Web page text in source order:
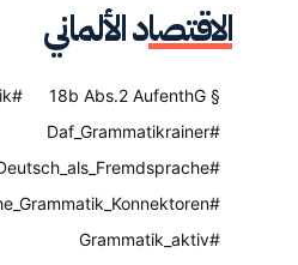
الاقتصاد الألماني
§ 18b Abs.2 AufenthG
#B2_C1_Grammatik
#Daf_Grammatikrainer
#Deutsch_als_Fremdsprache
#Deutsche_Grammatik_Konnektoren
#Grammatik_aktiv